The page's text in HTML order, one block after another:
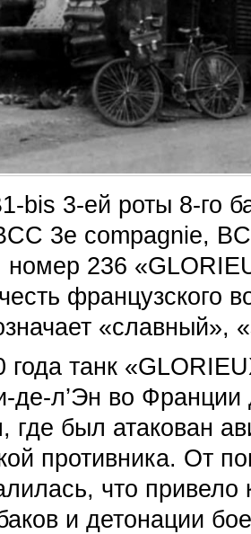
bis 3-ей роты 8-го
3e compagnie,
номер 236
французского
«славный»,
года танк
де-л’Эн во
где был атакован
противника. От
что привело
и детонации